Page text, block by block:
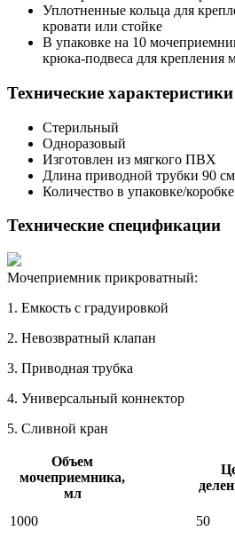
Уплотненные кольца для
кровати или стойке
В упаковке на 10
крюка-подвеса для крепления
Технические характеристики
Стерильный
Одноразовый
Изготовлен из мягкого ПВХ
Длина приводной трубки 90 см
Количество в упаковке/
Технические спецификации
Мочеприемник прикроватный:
1. Емкость с градуировкой
2. Невозвратный клапан
3. Приводная трубка
4. Универсальный коннектор
5. Сливной кран
Объем
мочеприемника,
мл
1000 50